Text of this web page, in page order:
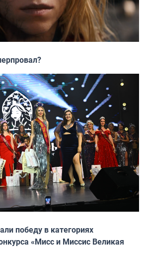
победу в категориях
«Мисс и Миссис Великая